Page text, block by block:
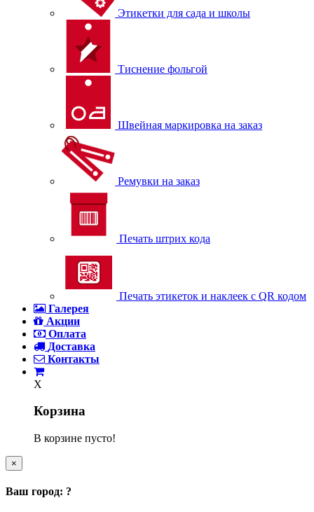
Этикетки для сада и школы
Тиснение фольгой
Швейная маркировка на заказ
Ремувки на заказ
Печать штрих кода
Печать этикеток и наклеек с QR кодом
Галерея
Акции
Оплата
Доставка
Контакты
X
Корзина
В корзине пусто!
×
Ваш город: ?